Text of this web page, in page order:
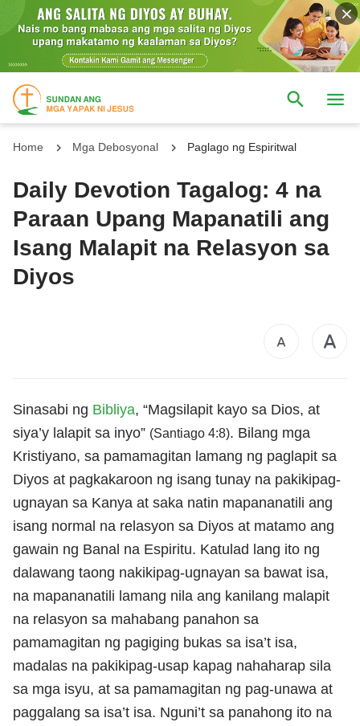
Home Mga Debosyonal Paglago ng Espiritwal
Daily Devotion Tagalog: 4 na
Paraan Upang Mapanatili ang
Isang Malapit na Relasyon sa
Diyos
Sinasabi ng Bibliya, “Magsilapit kayo sa Dios, at
siya’y lalapit sa inyo” (Santiago 4:8). Bilang mga
Kristiyano, sa pamamagitan lamang ng paglapit sa
Diyos at pagkakaroon ng isang tunay na pakikipag-
ugnayan sa Kanya at saka natin mapananatili ang
isang normal na relasyon sa Diyos at matamo ang
gawain ng Banal na Espiritu. Katulad lang ito ng
dalawang taong nakikipag-ugnayan sa bawat isa,
na mapananatili lamang nila ang kanilang malapit
na relasyon sa mahabang panahon sa
pamamagitan ng pagiging bukas sa isa’t isa,
madalas na pakikipag-usap kapag nahaharap sila
sa mga isyu, at sa pamamagitan ng pag-unawa at
paggalang sa isa’t isa. Nguni’t sa panahong ito na